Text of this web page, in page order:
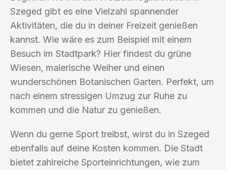
Szeged gibt es eine Vielzahl spannender
Aktivitäten, die du in deiner Freizeit genießen
kannst. Wie wäre es zum Beispiel mit einem
Besuch im Stadtpark? Hier findest du grüne
Wiesen, malerische Weiher und einen
wunderschönen Botanischen Garten. Perfekt, um
nach einem stressigen Umzug zur Ruhe zu
kommen und die Natur zu genießen.
Wenn du gerne Sport treibst, wirst du in Szeged
ebenfalls auf deine Kosten kommen. Die Stadt
bietet zahlreiche Sporteinrichtungen, wie zum